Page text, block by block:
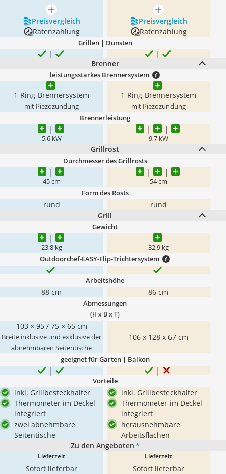
mehr anzeigen
mehr anzeigen
Preis­vergleich
Preis­vergleich
Ratenzahlung
Ratenzahlung
Grillen | Dünsten
Brenner
leistungsstarkes Brennersystem
1-Ring-Brennersystem
mit Piezozündung
1-Ring-Brennersystem
mit Piezozündung
Brennerleistung
5,6 kW 9,7 kW
Grillrost
Durchmesser des Grillrosts
45 cm 54 cm
Form des Rosts
rund
rund
Grill
Gewicht
23,8 kg 32,9 kg
Outdoorchef-EASY-Flip-Trichtersystem
Arbeitshöhe
88 cm 86 cm
Abmessungen
(H x B x T)
103 × 95 / 75 × 65 cm
Breite inklusive und exklusive der
abnehmbaren Seitentische
106 x 128 x 67 cm
geeignet für Garten | Balkon
Vorteile
inkl. Grillbesteckhalter
Thermometer im Deckel
integriert
zwei abnehmbare
Seitentische
inkl. Grillbesteckhalter
Thermometer im Deckel
integriert
herausnehmbare
Arbeitsflächen
Zu den Angeboten *
Lieferzeit
Sofort lieferbar
Lieferzeit
Sofort lieferbar